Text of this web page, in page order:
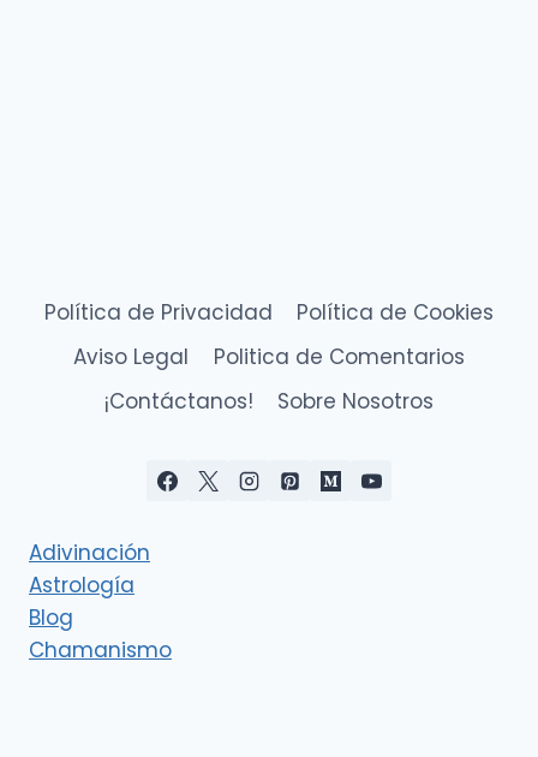
Política de Privacidad
Política de Cookies
Aviso Legal
Politica de Comentarios
¡Contáctanos!
Sobre Nosotros
Adivinación
Astrología
Blog
Chamanismo